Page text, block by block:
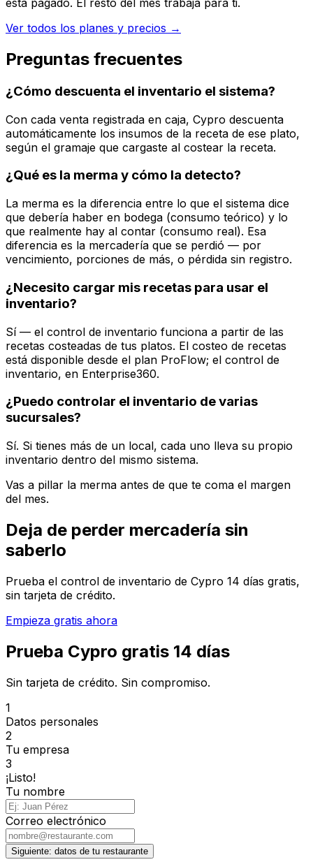
está pagado. El resto del mes trabaja para ti.
Ver todos los planes y precios →
Preguntas frecuentes
¿Cómo descuenta el inventario el sistema?
Con cada venta registrada en caja, Cypro descuenta
automáticamente los insumos de la receta de ese plato,
según el gramaje que cargaste al costear la receta.
¿Qué es la merma y cómo la detecto?
La merma es la diferencia entre lo que el sistema dice
que debería haber en bodega (consumo teórico) y lo
que realmente hay al contar (consumo real). Esa
diferencia es la mercadería que se perdió — por
vencimiento, porciones de más, o pérdida sin registro.
¿Necesito cargar mis recetas para usar el
inventario?
Sí — el control de inventario funciona a partir de las
recetas costeadas de tus platos. El costeo de recetas
está disponible desde el plan ProFlow; el control de
inventario, en Enterprise360.
¿Puedo controlar el inventario de varias
sucursales?
Sí. Si tienes más de un local, cada uno lleva su propio
inventario dentro del mismo sistema.
Vas a pillar la merma antes de que te coma el margen
del mes.
Deja de perder mercadería sin
saberlo
Prueba el control de inventario de Cypro 14 días gratis,
sin tarjeta de crédito.
Empieza gratis ahora
Prueba Cypro gratis 14 días
Sin tarjeta de crédito. Sin compromiso.
1
Datos personales
2
Tu empresa
3
¡Listo!
Tu nombre
Correo electrónico
Siguiente: datos de tu restaurante